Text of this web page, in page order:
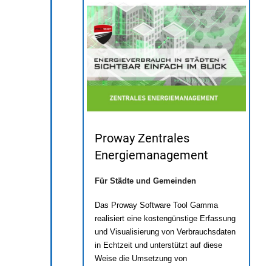
Proway Zentrales
Energiemanagement
Für Städte und Gemeinden
Das Proway Software Tool Gamma
realisiert eine kostengünstige Erfassung
und Visualisierung von Verbrauchsdaten
in Echtzeit und unterstützt auf diese
Weise die Umsetzung von